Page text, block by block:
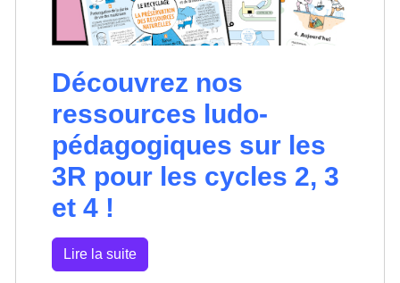
Découvrez nos
ressources ludo-
pédagogiques sur les
3R pour les cycles 2, 3
et 4 !
Lire la suite